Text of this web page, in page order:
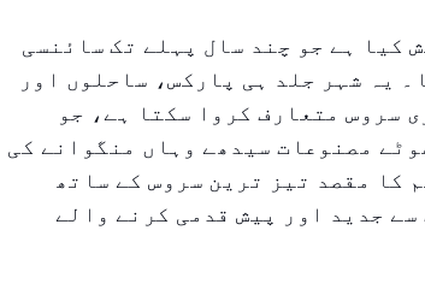
کیا ہے جو چند سال پہلے تک سائنسی
یہ شہر جلد ہی پارکس، ساحلوں اور
سروس متعارف کروا سکتا ہے، جو
مصنوعات سیدھے وہاں منگوانے کی
کا مقصد تیز ترین سروس کے ساتھ
جدید اور پیش قدمی کرنے والے